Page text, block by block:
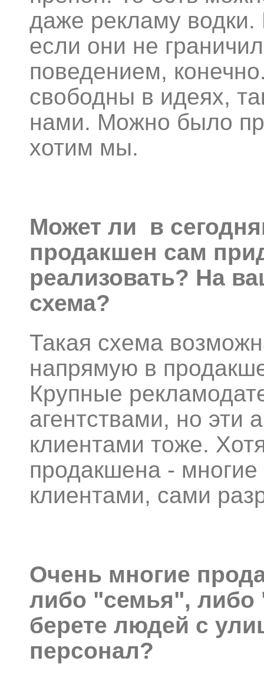
даже рекламу водки.
если они не
поведением,
свободны в идеях,
нами. Можно было
хотим мы.
Может ли в
продакшен сам
реализовать? На
схема?
Такая схема
напрямую в
Крупные
агентствами, но эти
клиентами тоже.
продакшена -
клиентами, сами
Очень многие
либо "семья",
берете людей с
персонал?